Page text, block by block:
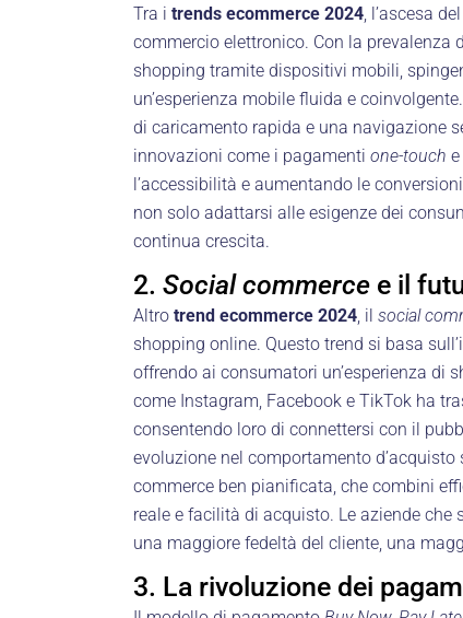
Tra i trends ecommerce 2024, l’ascesa del
commercio elettronico. Con la
shopping tramite dispositivi mobili,
un’esperienza mobile fluida e
di caricamento rapida e una navigazione
innovazioni come i pagamenti one-touch
l’accessibilità e aumentando le
non solo adattarsi alle esigenze dei
continua crescita.
2. Social commerce e il
Altro trend ecommerce 2024, il social
shopping online. Questo trend si basa
offrendo ai consumatori un’esperienza di
come Instagram, Facebook e TikTok ha
consentendo loro di connettersi con il
evoluzione nel comportamento
commerce ben pianificata, che combini
reale e facilità di acquisto. Le aziende
una maggiore fedeltà del cliente, una
3. La rivoluzione dei